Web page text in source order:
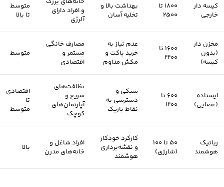
کیسه دار
خارجی
۱۸۰۰ تا
۲۵۰۰
بهداشت بالا و
تخلیه آسان
و افراد دارای
آلرژی
متوسط
تا بالا
مخزن دار
(بدون
کیسه)
۱۶۰۰ تا
۲۲۰۰
عدم نیاز به
خرید پاکت و
مکش مداوم
مصارف خانگی
مستمر و
اقتصادی
متوسط
ایستاده
(عصایی)
۶۰۰ تا
۱۲۰۰
سبکی و
دسترسی به
نقاط باریک
نظافت‌های
سریع و
آپارتمان‌های
کوچک
اقتصادی
تا
متوسط
رباتیک
هوشمند
۵۰ تا ۱۰۰
(شارژی)
کارکرد خودکار
و نقشه‌برداری
هوشمند
افراد شاغل و
خانه‌های مدرن
بالا